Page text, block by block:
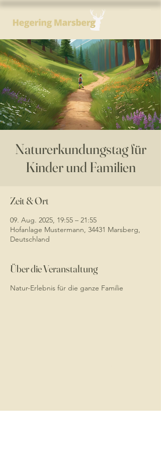
Naturerkundungstag für
Kinder und Familien
Zeit & Ort
09. Aug. 2025, 19:55 – 21:55
Hofanlage Mustermann, 34431 Marsberg,
Deutschland
Über die Veranstaltung
Natur-Erlebnis für die ganze Familie